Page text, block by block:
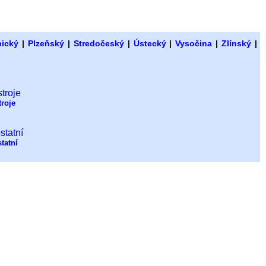
| Plzeňský| Stredočeský| Ústecký|Vysočina |Zlínský |